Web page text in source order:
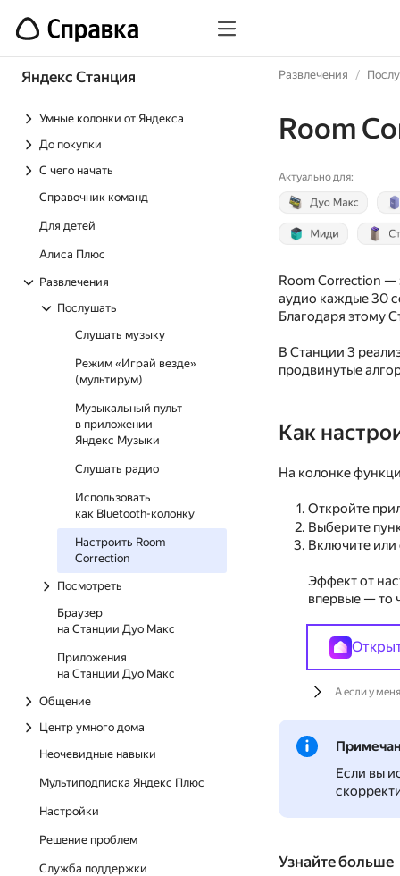
Яндекс Станция
Умные колонки от Яндекса
До покупки
С чего начать
Справочник команд
Для детей
Алиса Плюс
Развлечения
Послушать
Слушать музыку
Режим «Играй везде»
(мультирум)
Музыкальный пульт
в приложении
Яндекс Музыки
Слушать радио
Использовать
как Bluetooth-колонку
Настроить Room
Correction
Посмотреть
Браузер
на Станции Дуо Макс
Приложения
на Станции Дуо Макс
Общение
Центр умного дома
Неочевидные навыки
Мультиподписка Яндекс Плюс
Настройки
Решение проблем
Служба поддержки
Развлечения
Room
Актуально для:
Room Correction —
аудио каждые 30
Благодаря этому
В Станции 3
продвинутые
Как
На колонке
Откройте
Выберите
Включите
Эффект от
впервые — то
А если у
Если вы
Узнайте больше